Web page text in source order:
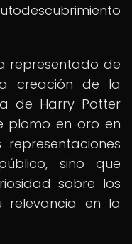
representado de
creación de la
de Harry Potter
plomo en oro en
representaciones
sino que
sobre los
relevancia en la